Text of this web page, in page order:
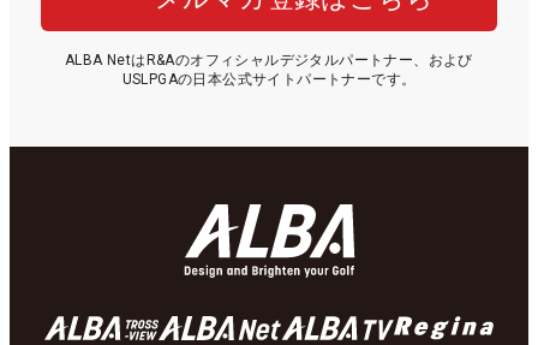
ALBA NetはR&Aのオフィシャルデジタルパートナー、および
USLPGAの日本公式サイトパートナーです。